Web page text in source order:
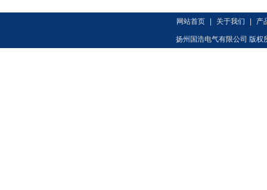
网站首页 关于我们 产
扬州国浩电气有限公司 版权